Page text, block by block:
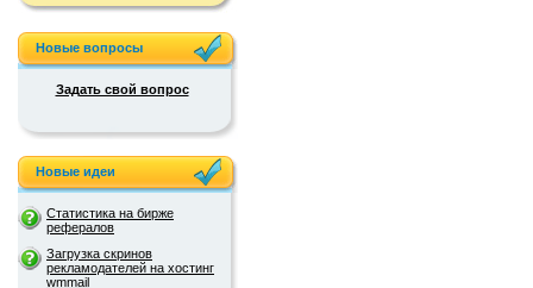
Новые вопросы
Задать свой вопрос
Новые идеи
Статистика на бирже
рефералов
Загрузка скринов
рекламодателей на хостинг
wmmail